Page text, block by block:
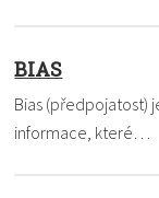
BIAS
Bias (předpojatost)
informace, které…